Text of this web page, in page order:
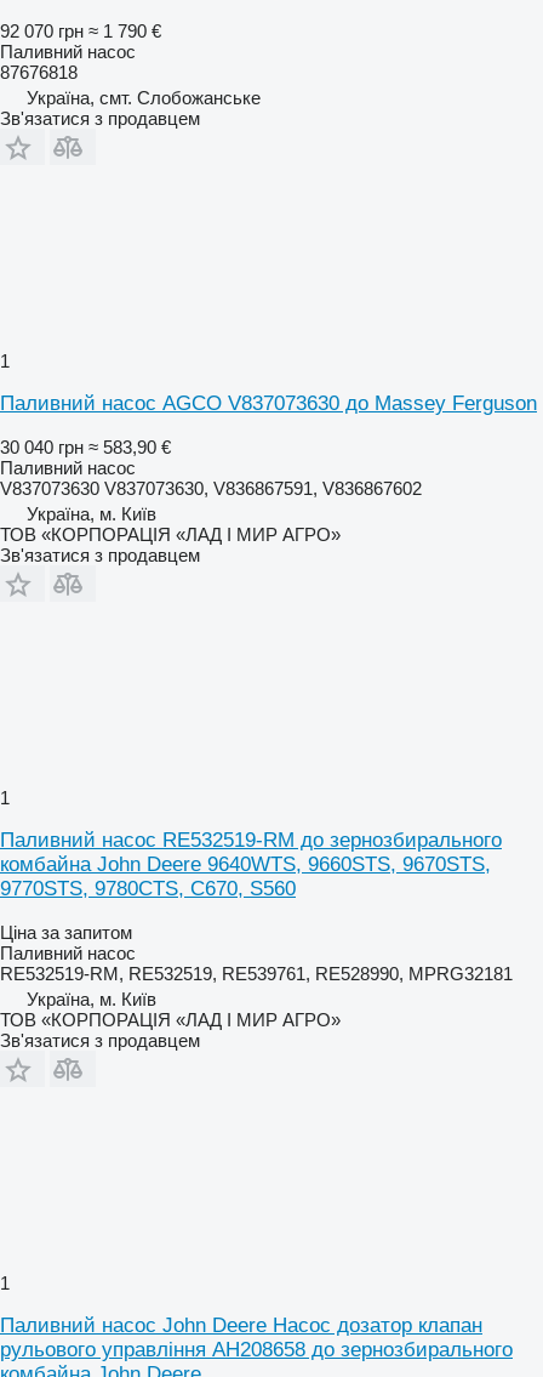
92 070 грн ≈ 1 790 €
Паливний насос
87676818
Україна, смт. Слобожанське
Зв'язатися з продавцем
1
Паливний насос AGCO V837073630 до Massey Ferguson
30 040 грн ≈ 583,90 €
Паливний насос
V837073630 V837073630, V836867591, V836867602
Україна, м. Київ
ТОВ «КОРПОРАЦІЯ «ЛАД І МИР АГРО»
Зв'язатися з продавцем
1
Паливний насос RE532519-RM до зернозбирального
комбайна John Deere 9640WTS, 9660STS, 9670STS,
9770STS, 9780CTS, C670, S560
Ціна за запитом
Паливний насос
RE532519-RM, RE532519, RE539761, RE528990, MPRG32181
Україна, м. Київ
ТОВ «КОРПОРАЦІЯ «ЛАД І МИР АГРО»
Зв'язатися з продавцем
1
Паливний насос John Deere Насос дозатор клапан
рульового управління AH208658 до зернозбирального